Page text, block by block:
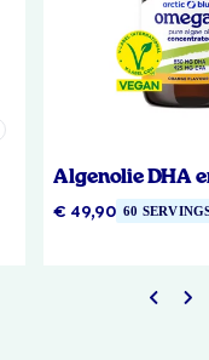
Algenolie DHA
€ 49,90 60